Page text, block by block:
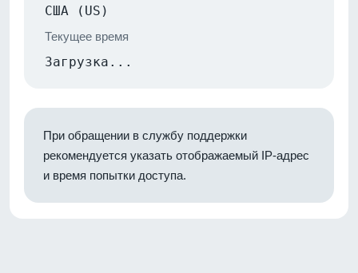
США (US)
Текущее время
Загрузка...
При обращении в службу поддержки
рекомендуется указать отображаемый IP-адрес
и время попытки доступа.